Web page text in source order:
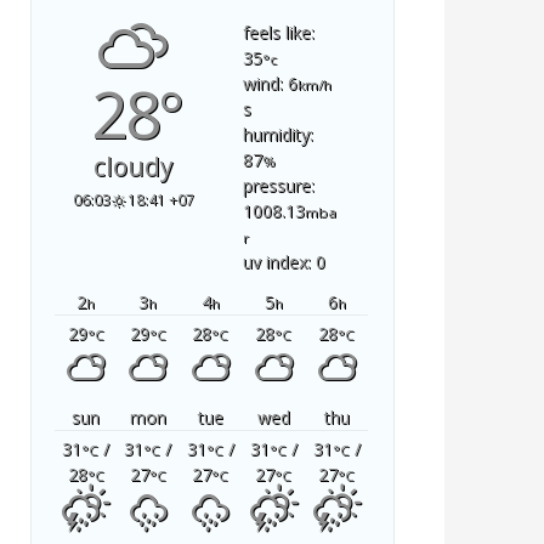
28°
cloudy
06:03 18:41 +07
feels like:
35°c
wind: 6km/h
s
humidity:
87%
pressure:
1008.13mba
r
uv index: 0
2h 3h 4h 5h 6h
29°C 29°C 28°C 28°C 28°C
sun mon tue wed
thu
31 °C /
28°C
31 °C /
27°C
31 °C/
27°C
31 °C/
27°C
31 °C/
27°C